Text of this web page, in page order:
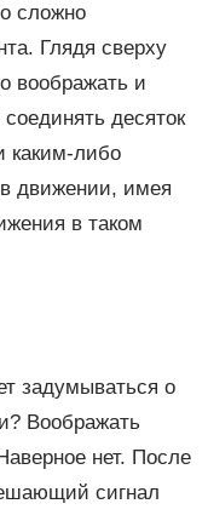
сложно
Глядя сверху
воображать и
десяток
каким-либо
движении, имея
в таком
задумываться о
Воображать
нет. После
сигнал